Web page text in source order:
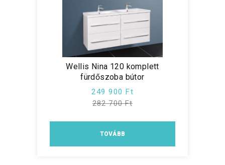
Wellis Nina 120 komplett
fürdőszoba bútor
249 900 Ft
282 700 Ft
TOVÁBB